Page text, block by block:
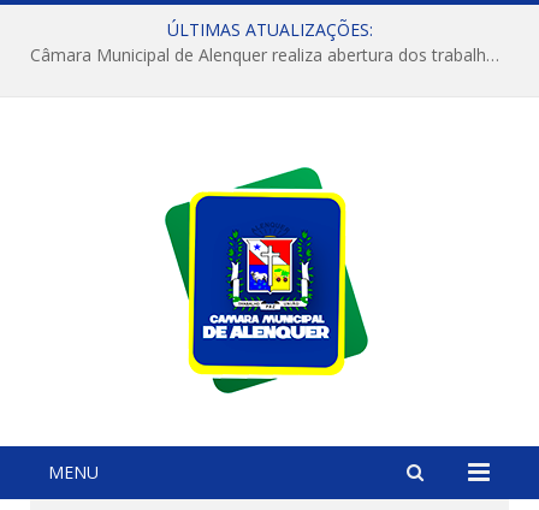
ÚLTIMAS ATUALIZAÇÕES:
Câmara Municipal de Alenquer realiza abertura dos trabalhos do 4º Período Legislativo
MENU